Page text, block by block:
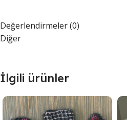
Değerlendirmeler (0)
Diğer
İlgili ürünler